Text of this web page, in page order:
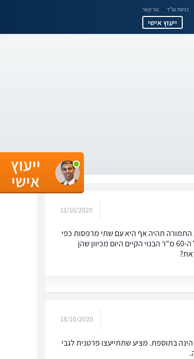
כניסת עו"ד צור קשר
ייעוץ אישי
11/10/2020
בינוי, דירת התמורה תהיה אף היא עם שתי מרפסות כפי
שהיזם הבטיח לי ולבעלי. בתי הבכורה בדקה באינטרנט והודיעה שהמרפסות צריכות להיות נוסף על ה-60 מ"ר הבנוי הקיים היום מכיוון שהן
18/10/2020
בינוי", התמורה המחושבת היא על בסיס הבנוי עפ"י היתר . מרפסת עד 12 מ"ר הינה בתוספת. מציע שתתייעצו פרטנית לגבי
ייעוץ
אישי